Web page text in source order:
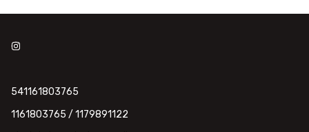
541161803765
1161803765 / 1179891122